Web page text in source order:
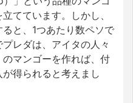
てています。しかし、
と、1つあたり数ペソで
レダは、アイタの人々
マンゴーを作れば、付
得られると考えまし